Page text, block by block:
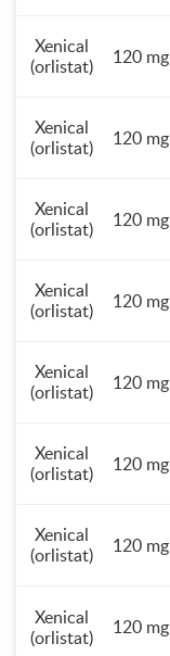
Xenical
(orlistat)
120 mg
Xenical
(orlistat)
120 mg
Xenical
(orlistat)
120 mg
Xenical
(orlistat)
120 mg
Xenical
(orlistat)
120 mg
Xenical
(orlistat)
120 mg
Xenical
(orlistat)
120 mg
Xenical
(orlistat)
120 mg